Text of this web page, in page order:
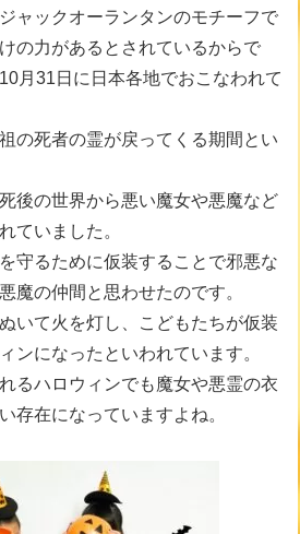
ャックオーランタンのモチーフで
の力があるとされているからで
月31日に日本各地でおこなわれて
の死者の霊が戻ってくる期間とい
後の世界から悪い魔女や悪魔など
ていました。
守るために仮装することで邪悪な
魔の仲間と思わせたのです。
いて火を灯し、こどもたちが仮装
ンになったといわれています。
るハロウィンでも魔女や悪霊の衣
存在になっていますよね。